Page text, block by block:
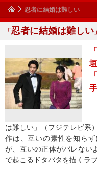
忍者に結婚は難しい
「忍者に結婚は難しい
は難しい」（フジテレビ
作は、互いの素性を知ら
が、互いの正体がバレない
で起こるドタバタを描くラ